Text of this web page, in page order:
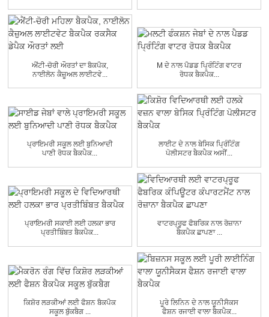
ਐਂਟੀ-ਚੋਰੀ ਔਰਤਾਂ ਦਾ ਬੈਕਪੈਕ,
ਨਾਈਲੋਨ ਕੈਜ਼ੂਅਲ ਲਾਈਟਵੇ...
M ਦੇ ਨਾਲ ਪੈਡਡ ਪ੍ਰਿੰਟਿੰਗ ਵਾਟਰ
ਰੋਧਕ ਬੈਕਪੈਕ...
ਪ੍ਰਾਇਮਰੀ ਸਕੂਲ ਲਈ ਬੁਨਿਆਦੀ
ਪਾਣੀ ਰੋਧਕ ਬੈਕਪੈਕ...
ਲਾਈਟ ਦੇ ਨਾਲ ਬੇਸਿਕ ਪ੍ਰਿੰਟਿੰਗ
ਪੋਲੀਸਟਰ ਬੈਕਪੈਕ ਅਸੀਂ...
ਪ੍ਰਾਇਮਰੀ ਸਕਾਈ ਲਈ ਹਲਕਾ ਭਾਰ
ਪ੍ਰਤੀਬਿੰਬਤ ਬੈਕਪੈਕ...
ਵਾਟਰਪ੍ਰੂਫ ਫੈਬਰਿਕ ਨਾਲ ਰੋਜ਼ਾਨਾ
ਬੈਕਪੈਕ ਛਾਪਣਾ ...
ਕਿਸ਼ੋਰ ਲੜਕੀਆਂ ਲਈ ਫੈਸ਼ਨ ਬੈਕਪੈਕ
ਸਕੂਲ ਬੁੱਕਬੈਗ ...
ਪੂਰੇ ਲਿਨਿਨ ਦੇ ਨਾਲ ਯੂਨੀਸੈਕਸ
ਫੈਸ਼ਨ ਰਜਾਈ ਵਾਲਾ ਬੈਕਪੈਕ...